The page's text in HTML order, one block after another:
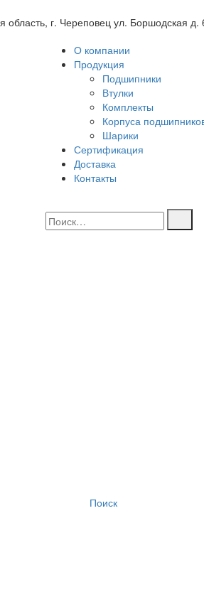
область, г. Череповец ул. Боршодская
О компании
Продукция
Подшипники
Втулки
Комплекты
Корпуса
Шарики
Сертификация
Доставка
Контакты
Поиск